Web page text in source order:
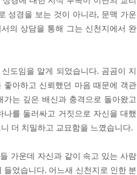
성경을 보는 것이 아니라, 문맥 가운
의 상담을 통해 그는 신천지에서 완
도임을 알게 되었습니다. 곰곰이 지
아하고 신뢰했던 마음 때문에 객관
는 깊은 배신과 충격으로 돌아왔고
를 둘러싸고 거짓으로 자신을 대했
더 치밀하고 교묘함을 느꼈습니다.
가운데 자신과 같이 속고 있는 사람
었습니다. 어느새 신천지로 인한 분